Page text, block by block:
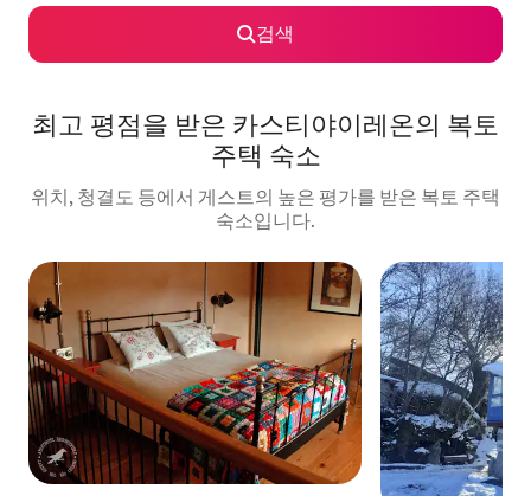
검색
최고 평점을 받은 카스티야이레온의 복토
주택 숙소
위치, 청결도 등에서 게스트의 높은 평가를 받은 복토 주택
숙소입니다.